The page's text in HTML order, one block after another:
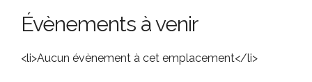
Évènements à venir
<li>Aucun évènement à cet emplacement</li>